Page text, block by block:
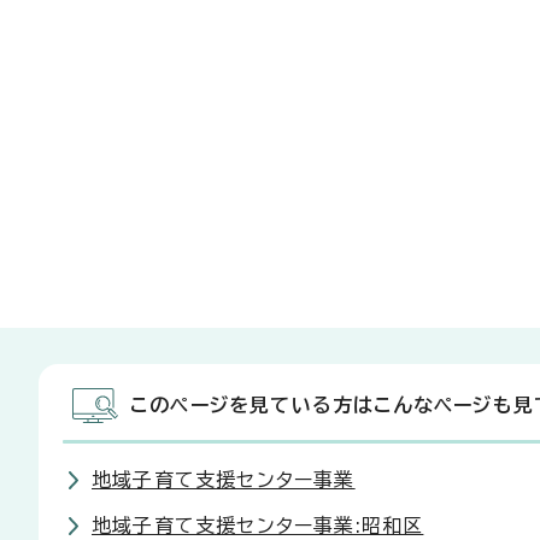
このページを見ている方はこんなページも見
地域子育て支援センター事業
地域子育て支援センター事業:昭和区